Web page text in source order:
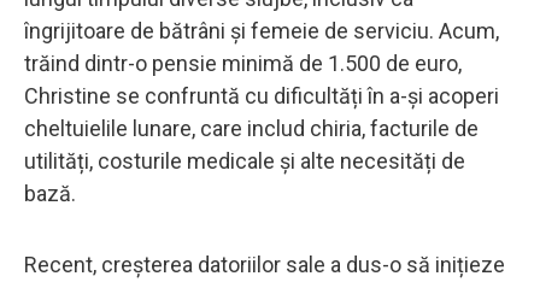
îngrijitoare de bătrâni și femeie de serviciu. Acum,
trăind dintr-o pensie minimă de 1.500 de euro,
Christine se confruntă cu dificultăți în a-și acoperi
cheltuielile lunare, care includ chiria, facturile de
utilități, costurile medicale și alte necesități de
bază.
Recent, creșterea datoriilor sale a dus-o să inițieze